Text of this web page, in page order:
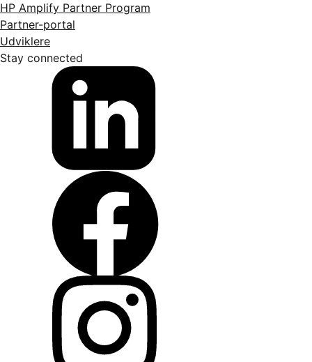
HP Amplify Partner Program
Partner-portal
Udviklere
Stay connected